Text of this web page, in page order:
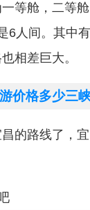
等舱，二等
6人间。其中
相差巨大。
价格多少三
的路线了，